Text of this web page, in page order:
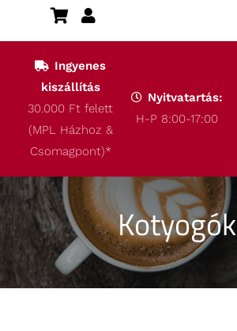
Kezdőlap
Termékeink
Robbantott ábrák
Kapcsolat
Ingyenes
kiszállítás
30.000 Ft felett
(MPL Házhoz &
Csomagpont)*
Nyitvatartás:
H-P 8:00-17:00
Kotyogók